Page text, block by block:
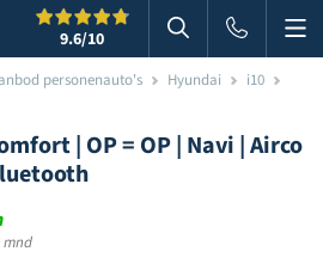
9.6/10 Zoeken in
personenauto's Hyundai
i10
| OP = OP | Navi | Airco
mnd